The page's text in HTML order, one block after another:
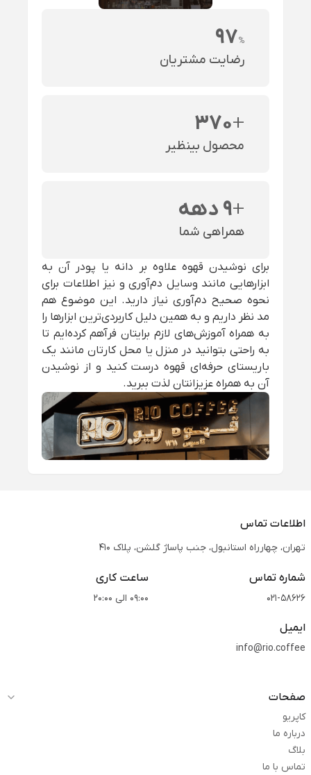
97%
رضایت مشتریان
+
370
محصول بینظیر
+9 دهه
همراهی شما
برای نوشیدن قهوه علاوه بر دانه یا پودر آن به
ابزارهایی مانند وسایل دم‌آوری و نیز اطلاعات برای
نحوه صحیح دم‌آوری نیاز دارید. این موضوع هم
مد نظر داریم و به همین دلیل کاربردی‌ترین ابزارها را
به همراه آموزش‌های لازم برایتان فرآهم کرده‌ایم تا
به راحتی بتوانید در منزل یا محل کارتان مانند یک
باریستای حرفه‌ای قهوه درست کنید و از نوشیدن
آن به همراه عزیزانتان لذت ببرید.
اطلاعات تماس
تهران، چهارراه استانبول، جنب پاساژ گلشن، پلاک 410
شماره تماس
021-58626
ساعت کاری
09:00 الی 20:00
ایمیل
info@rio.coffee
صفحات
کاپریو
درباره ما
بلاگ
تماس با ما